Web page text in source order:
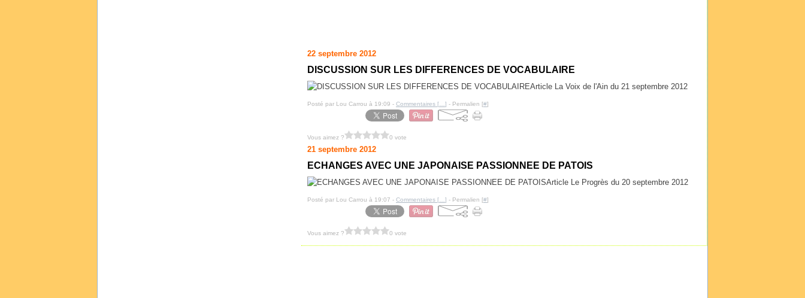
22 septembre 2012
DISCUSSION SUR LES DIFFERENCES DE VOCABULAIRE
Article La Voix de l'Ain du 21 septembre 2012
Posté par Lou Carrou à 19:09 - Commentaires [ ] - Permalien [#]
Vous aimez ? 0 vote
21 septembre 2012
ECHANGES AVEC UNE JAPONAISE PASSIONNEE DE PATOIS
Article Le Progrès du 20 septembre 2012
Posté par Lou Carrou à 19:07 - Commentaires [ ] - Permalien [#]
Vous aimez ? 0 vote